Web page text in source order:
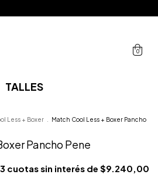
0
TALLES
Less + Boxer
Match Cool Less + Boxer Pancho
Pancho Pene
3 cuotas sin interés de $9.240,00